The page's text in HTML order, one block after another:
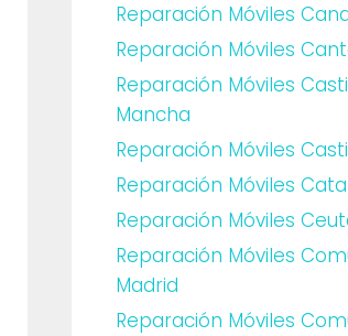
Reparación Móviles
Reparación Móviles
Reparación Móviles
Mancha
Reparación Móviles
Reparación Móviles
Reparación Móviles
Reparación Móviles
Madrid
Reparación Móviles